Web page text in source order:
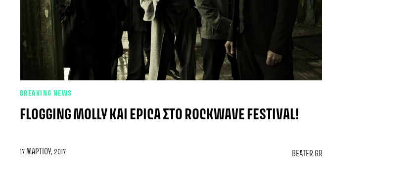
BREAKING NEWS
FLOGGING MOLLY ΚΑΙ EPICA ΣΤΟ ROCKWAVE FESTIVAL!
17 ΜΑΡΤΊΟΥ, 2017 BEATER.GR